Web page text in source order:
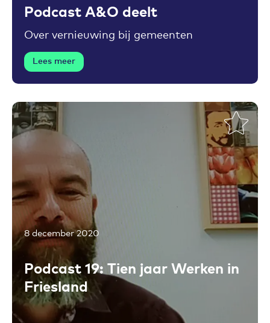
Podcast A&O deelt
Over vernieuwing bij gemeenten
Lees meer
Toevoegen aan favorieten
8 december 2020
Podcast 19: Tien jaar Werken in
Friesland